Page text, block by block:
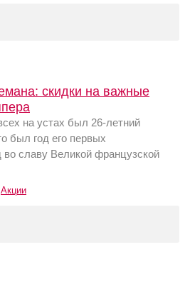
скидки на важные
на устах был 26-летний
был год его первых
славу Великой французской
Акции